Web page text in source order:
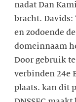
nadat Dan
bracht.
en zodoende
domeinnaam
Door gebruik
verbinden 24e
plaats. kan dit